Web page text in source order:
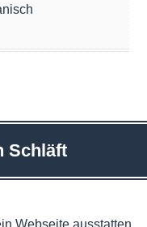
Schläft
Webseite ausstatten,